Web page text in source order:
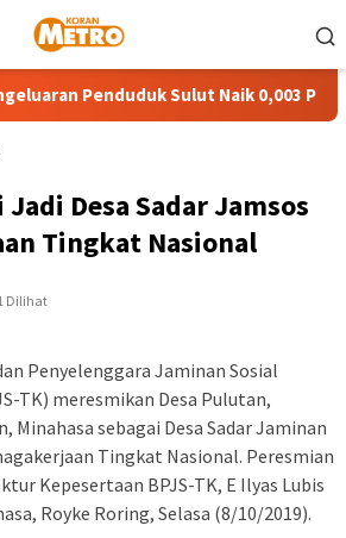
Penduduk Sulut Naik 0,003 Poin
Desa Sadar Jamsos
Tingkat Nasional
Dilihat
Penyelenggara Jaminan Sosial
TK) meresmikan Desa Pulutan,
Minahasa sebagai Desa Sadar Jaminan
Tingkat Nasional. Peresmian
Kepesertaan BPJS-TK, E Ilyas Lubis
Royke Roring, Selasa (8/10/2019).